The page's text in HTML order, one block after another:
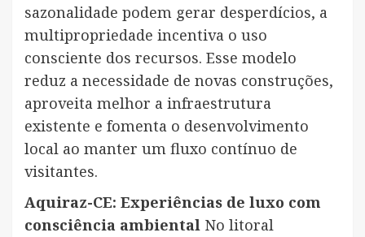
sazonalidade podem gerar desperdícios, a
multipropriedade incentiva o uso
consciente dos recursos. Esse modelo
reduz a necessidade de novas construções,
aproveita melhor a infraestrutura
existente e fomenta o desenvolvimento
local ao manter um fluxo contínuo de
visitantes.
Aquiraz-CE: Experiências de luxo com
consciência ambiental No litoral